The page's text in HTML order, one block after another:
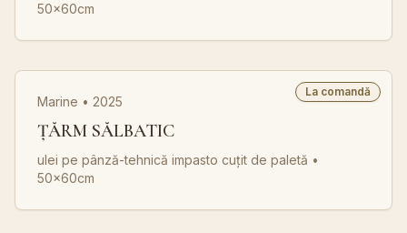
50x60cm
La comandă
Marine • 2025
ȚĂRM SĂLBATIC
ulei pe pânză-tehnică impasto cuțit de paletă •
50x60cm